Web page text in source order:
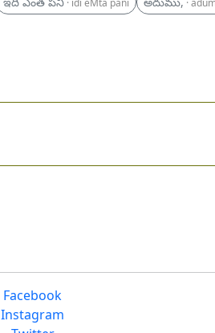
· idi èMta pani ·
Facebook
Instagram